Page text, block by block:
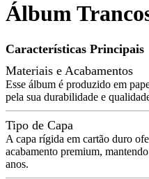
Álbum
Características Principais
Materiais e Acabamentos
Esse álbum é produzido em
pela sua durabilidade e
Tipo de Capa
A capa rígida em cartão duro
acabamento premium,
anos.